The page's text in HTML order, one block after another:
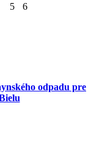
5 6
odpadu pre